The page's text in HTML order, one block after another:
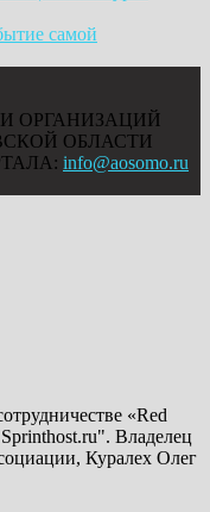
самой
ОРГАНИЗАЦИЙ
ОБЛАСТИ
info@aosomo.ru
«Red
Владелец
Куралех Олег